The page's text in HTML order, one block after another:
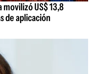
US$ 13,8
de aplicación